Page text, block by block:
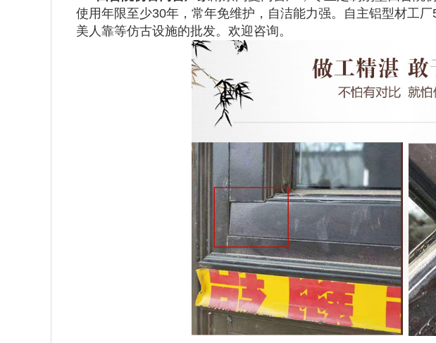
使用年限至少30年，常年免维护，自洁能力强。自主铝型材工
美人靠等仿古设施的批发。欢迎咨询。